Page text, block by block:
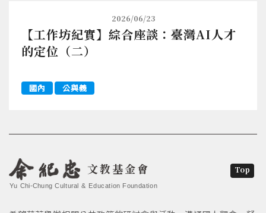
2026/06/23
【工作坊紀實】綜合座談：臺灣AI人才
的定位（二）
國內 公與義
文教基金會
Yu Chi-Chung Cultural & Education Foundation
Top